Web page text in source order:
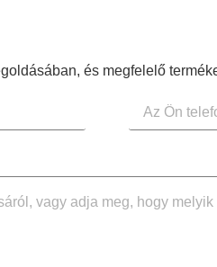
és megfelelő